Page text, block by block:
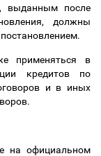
выданным после
должны
применяться в
кредитов по
и в иных
на официальном